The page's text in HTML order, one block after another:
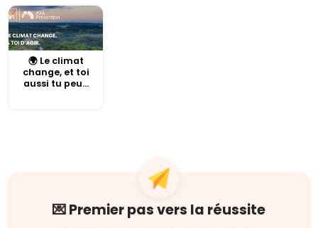
🌍 Le climat
change, et toi
aussi tu peu...
💌 Premier pas vers la réussite